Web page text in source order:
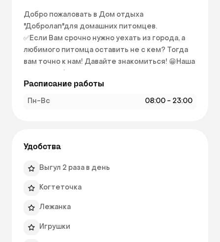
Дoбpо пожаловать в Дoм отдыха
"Добролап"для домашних питомцев.
✅️Если Вам срочно нужно уехать из города, а
любимого питомца оставить не с кем? Тогда
вам точно к нам! Давайте знакомиться! 😁Наша
с любовью 🥰 и вниманием в домашних
условиях.
ЗооГостиницы) Со мной можете связаться
Расписание работы
Пн-Вс 08:00 - 23:00
Удобства
Выгул 2 раза в день
Когтеточка
Лежанка
Игрушки